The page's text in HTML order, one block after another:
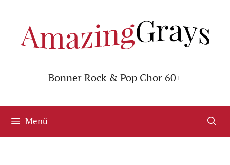
springen
Bonner Rock & Pop Chor 60+
Menü